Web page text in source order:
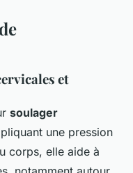
et
soulager
une pression
corps, elle aide à